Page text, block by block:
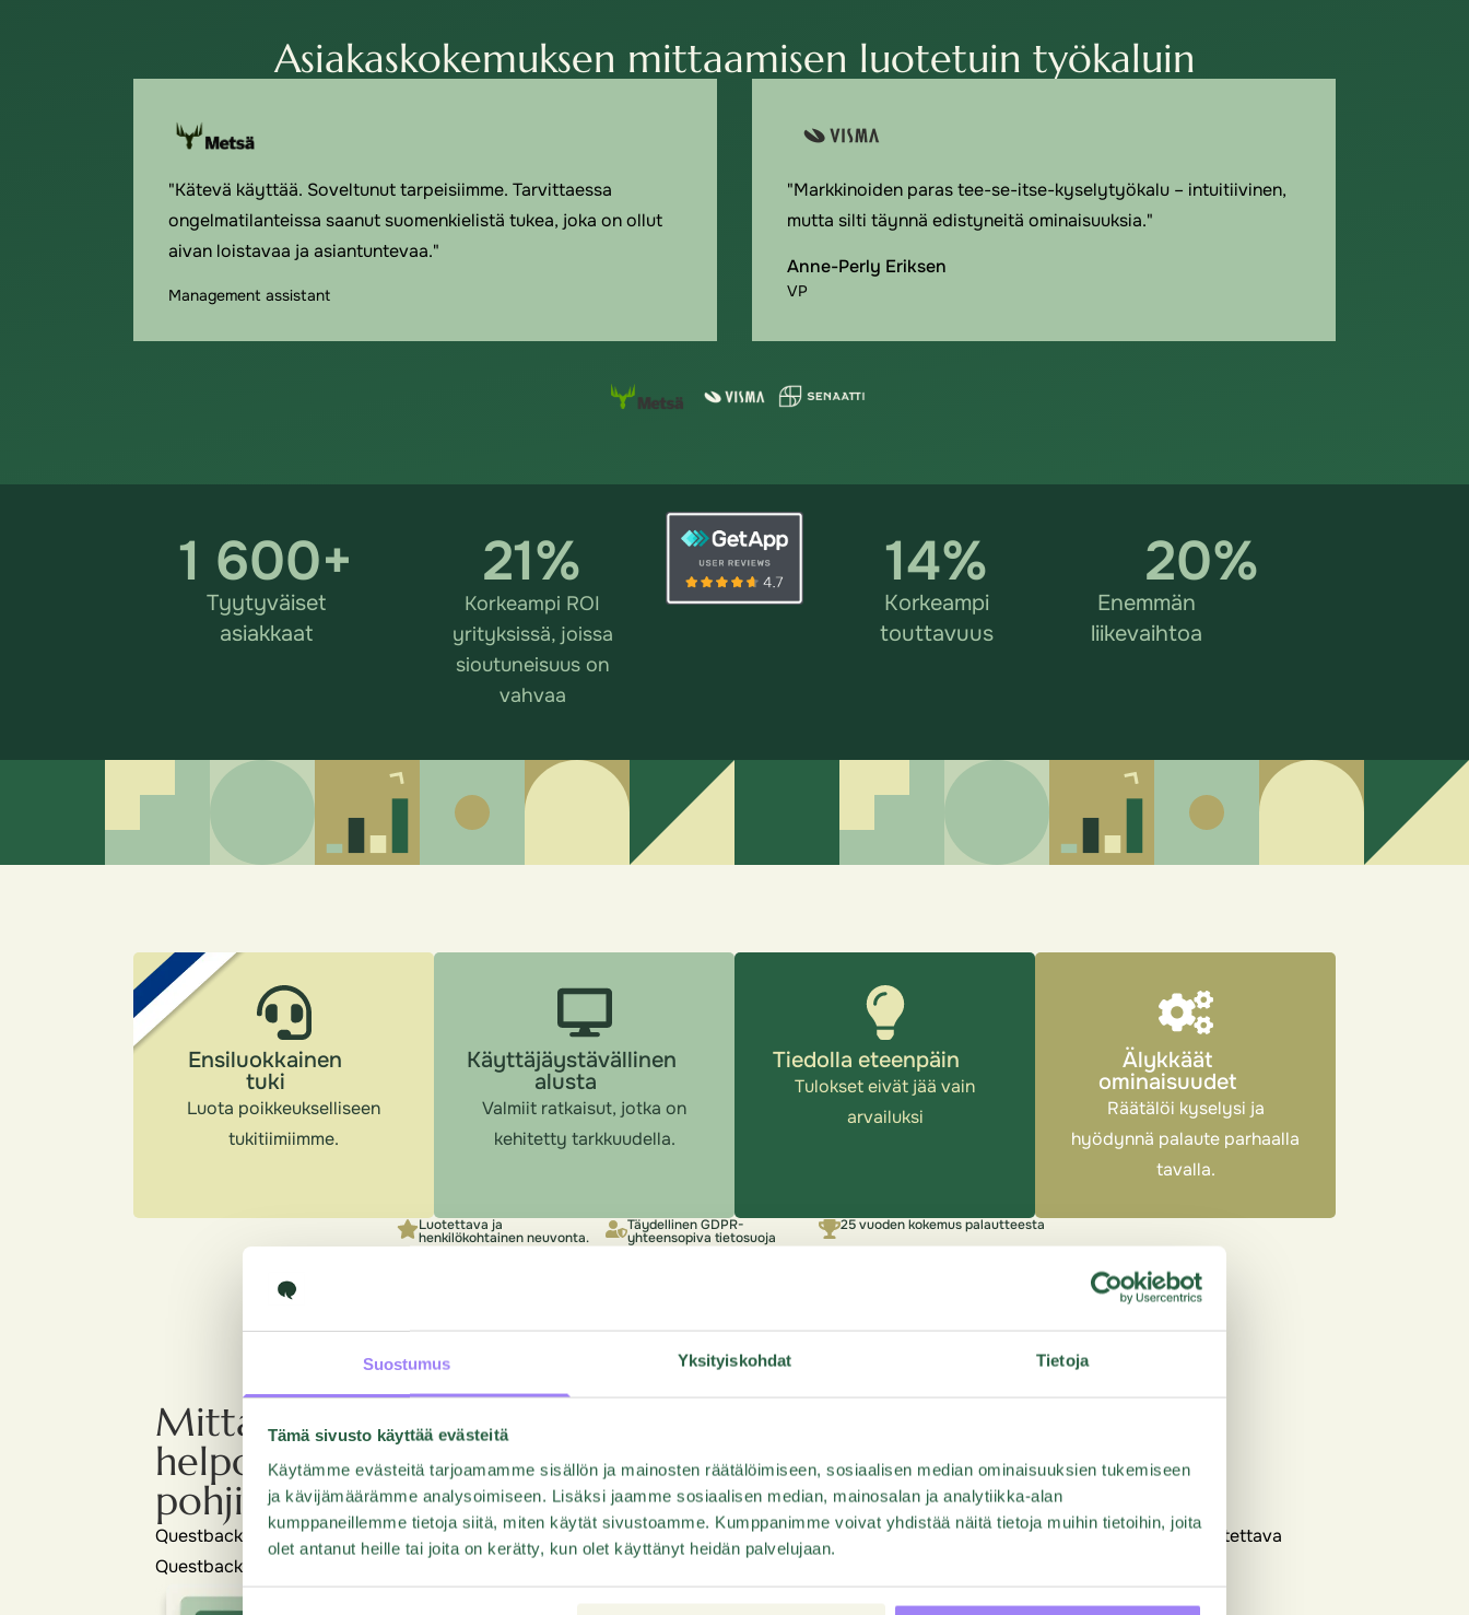
Suostumus Yksityiskohdat Tietoja
Tämä sivusto käyttää evästeitä
Käytämme evästeitä tarjoamamme sisällön ja mainosten räätälöimiseen, sosiaalisen median ominaisuuksien tukemiseen
ja kävijämäärämme analysoimiseen. Lisäksi jaamme sosiaalisen median, mainosalan ja analytiikka-alan
kumppaneillemme tietoja siitä, miten käytät sivustoamme. Kumppanimme voivat yhdistää näitä tietoja muihin tietoihin, joita
olet antanut heille tai joita on kerätty, kun olet käyttänyt heidän palvelujaan.
Asiakaskokemuksen mittaamisen luotetuin työkaluin
"Kätevä käyttää. Soveltunut tarpeisiimme. Tarvittaessa
ongelmatilanteissa saanut suomenkielistä tukea, joka on ollut
aivan loistavaa ja asiantuntevaa."
Management assistant
"Markkinoiden paras tee-se-itse-kyselytyökalu – intuitiivinen,
mutta silti täynnä edistyneitä ominaisuuksia."
Anne-Perly Eriksen
VP
1 600+
Tyytyväiset
asiakkaat
21%
Korkeampi ROI
yrityksissä, joissa
sioutuneisuus on
vahvaa
14%
Korkeampi
touttavuus
20%
Enemmän
liikevaihtoa
Ensiluokkainen
tuki
Luota poikkeukselliseen
tukitiimiimme.
Käyttäjäystävällinen
alusta
Valmiit ratkaisut, jotka on
kehitetty tarkkuudella.
Tiedolla eteenpäin
Tulokset eivät jää vain
arvailuksi
Älykkäät
ominaisuudet
Räätälöi kyselysi ja
hyödynnä palaute parhaalla
tavalla.
Luotettava ja
henkilökohtainen neuvonta.
Täydellinen GDPR-
yhteensopiva tietosuoja
25 vuoden kokemus palautteesta
Mittaa asiakaskokemusta
helposti – käytä valmiita
pohjia tai rakenna omasi
Questback on suunniteltu vastaamaan monenlaisiin palautetarpeisiin.
Questbackin avulla voit helposti luoda, jakaa ja analysoida kyselyitä.
haluat tuloksia, et vain
vastauksia
Yli kahden vuosikymmenen kokemuksella Questback on luotettava